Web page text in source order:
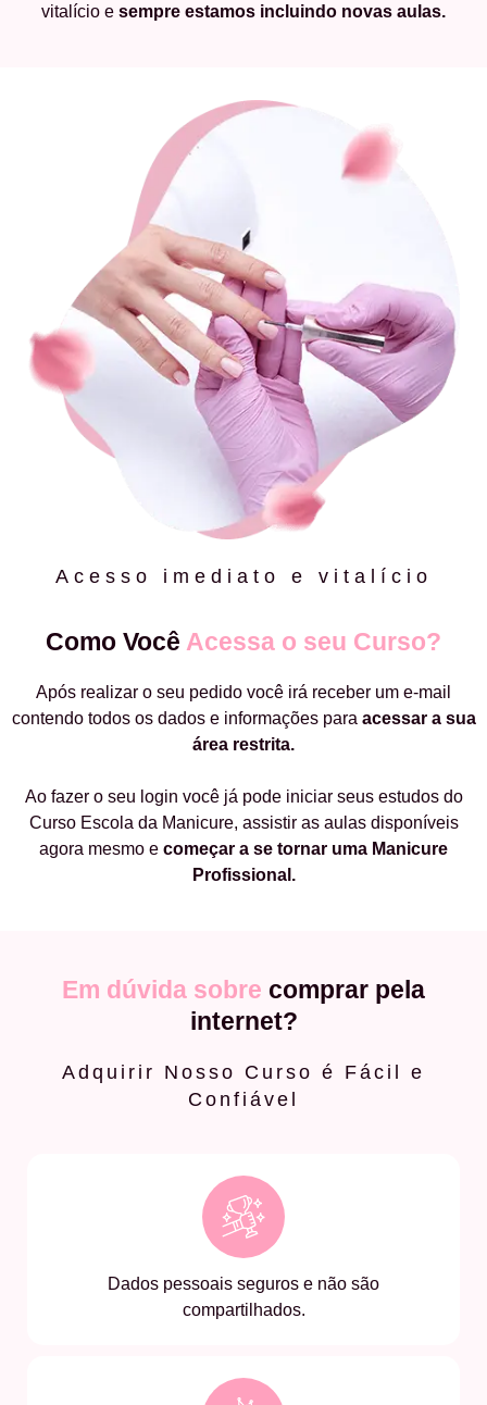
vitalício e sempre estamos incluindo novas aulas.
Acesso imediato e vitalício
Como Você Acessa o seu Curso?
Após realizar o seu pedido você irá receber um e-mail
contendo todos os dados e informações para acessar a sua
área restrita.
Ao fazer o seu login você já pode iniciar seus estudos do
Curso Escola da Manicure, assistir as aulas disponíveis
agora mesmo e começar a se tornar uma Manicure
Profissional.
Em dúvida sobre comprar pela
internet?
Adquirir Nosso Curso é Fácil e
Confiável
Dados pessoais seguros e não são
compartilhados.